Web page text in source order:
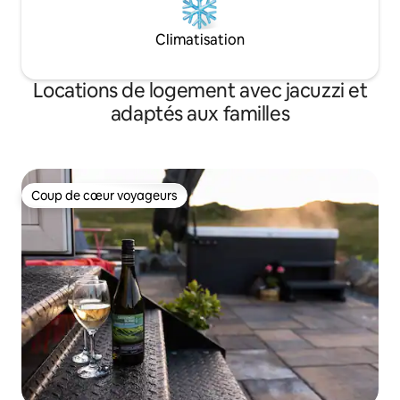
Climatisation
Locations de logement avec jacuzzi et
adaptés aux familles
Coup de cœur voyageurs
Coup de cœur voyageurs